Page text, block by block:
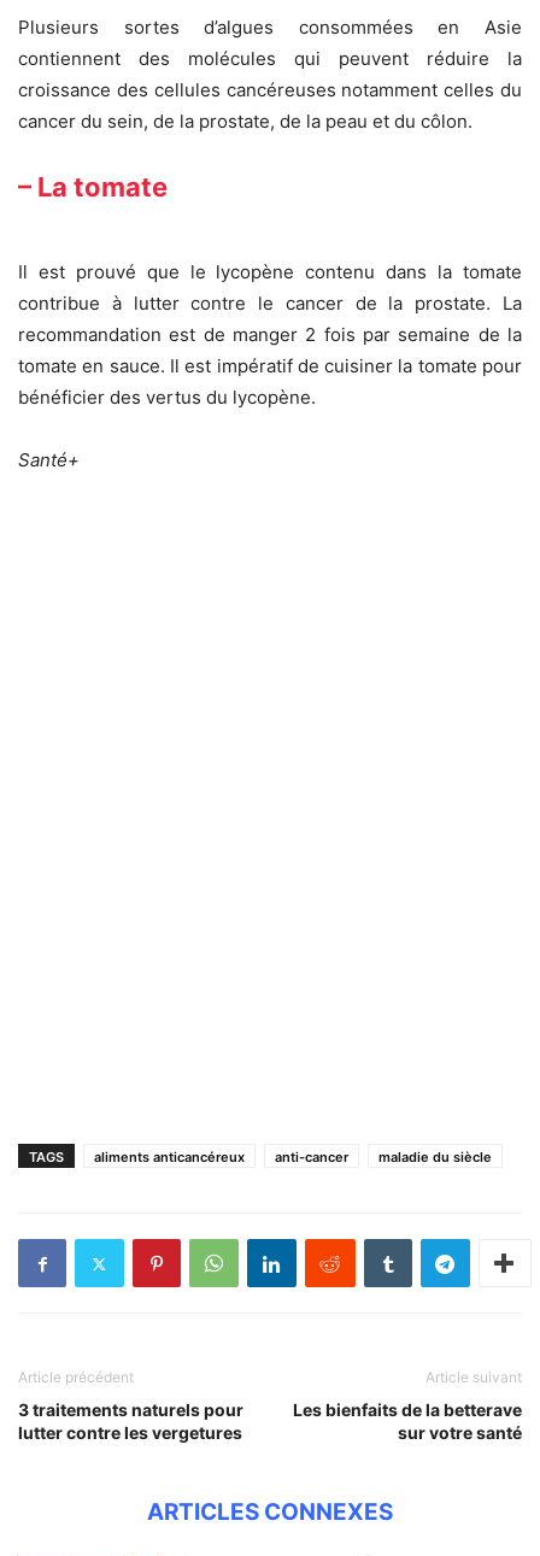
Plusieurs sortes d’algues consommées en Asie
contiennent des molécules qui peuvent réduire la
croissance des cellules cancéreuses notamment celles du
cancer du sein, de la prostate, de la peau et du côlon.
– La tomate
Il est prouvé que le lycopène contenu dans la tomate
contribue à lutter contre le cancer de la prostate. La
recommandation est de manger 2 fois par semaine de la
tomate en sauce. Il est impératif de cuisiner la tomate pour
bénéficier des vertus du lycopène.
Santé+
TAGS aliments anticancéreux anti-cancer maladie du siècle
Article précédent
3 traitements naturels pour
lutter contre les vergetures
Article suivant
Les bienfaits de la betterave
sur votre santé
ARTICLES CONNEXES